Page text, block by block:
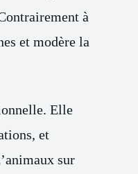
à
et modère la
Elle
et
sur